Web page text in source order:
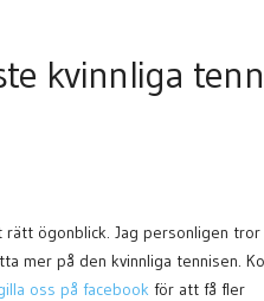
kvinnliga
rätt ögonblick. Jag personligen
mer på den kvinnliga tennisen.
oss på facebook för att få fler